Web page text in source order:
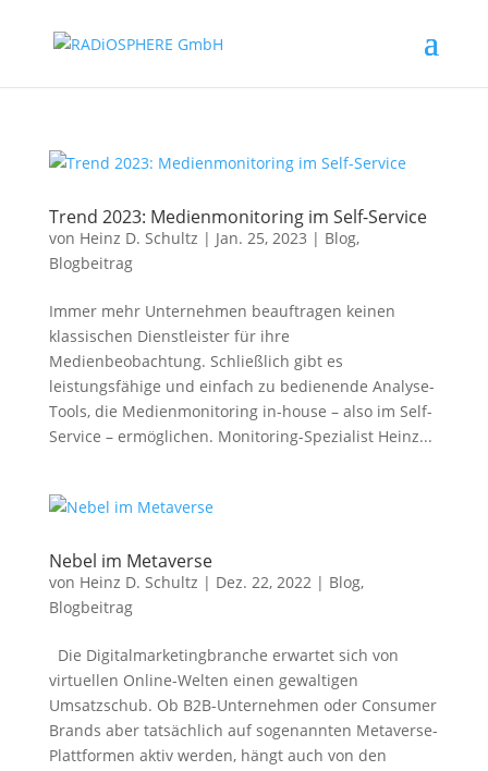
Trend 2023: Medienmonitoring im Self-Service
von Heinz D. Schultz | Jan. 25, 2023 | Blog,
Blogbeitrag
Immer mehr Unternehmen beauftragen keinen
klassischen Dienstleister für ihre
Medienbeobachtung. Schließlich gibt es
leistungsfähige und einfach zu bedienende Analyse-
Tools, die Medienmonitoring in-house – also im Self-
Service – ermöglichen. Monitoring-Spezialist Heinz...
Nebel im Metaverse
von Heinz D. Schultz | Dez. 22, 2022| Blog,
Blogbeitrag
Die Digitalmarketingbranche erwartet sich von
virtuellen Online-Welten einen gewaltigen
Umsatzschub. Ob B2B-Unternehmen oder Consumer
Brands aber tatsächlich auf sogenannten Metaverse-
Plattformen aktiv werden, hängt auch von den